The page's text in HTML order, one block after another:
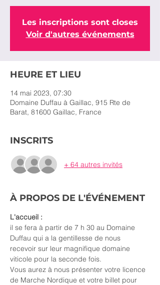
Les inscriptions sont closes
Voir d'autres événements
HEURE ET LIEU
14 mai 2023, 07:30
Domaine Duffau à Gaillac, 915 Rte de
Barat, 81600 Gaillac, France
INSCRITS
+ 64 autres invités
À PROPOS DE L'ÉVÉNEMENT
L'accueil :
il se fera à partir de 7 h 30 au Domaine
Duffau qui a la gentillesse de nous
recevoir sur leur magnifique domaine
viticole pour la seconde fois.
Vous aurez à nous présenter votre licence
de Marche Nordique et votre billet pour